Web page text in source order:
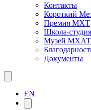
Контакты
Короткий
Премия МХТ
Школа-
Музей МХАТ
Документы
EN